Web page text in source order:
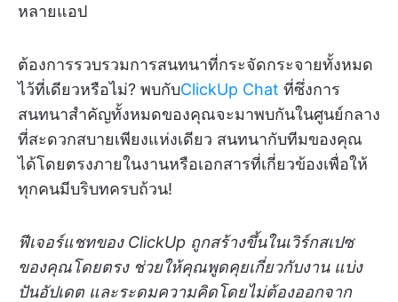
หลายแอป
ต้องการรวบรวมการสนทนาที่กระจัดกระจายทั้งหมด
ไว้ที่เดียวหรือไม่? พบกับClickUp Chat ที่ซึ่งการ
สนทนาสำคัญทั้งหมดของคุณจะมาพบกันในศูนย์กลาง
ที่สะดวกสบายเพียงแห่งเดียว สนทนากับทีมของคุณ
ได้โดยตรงภายในงานหรือเอกสารที่เกี่ยวข้องเพื่อให้
ทุกคนมีบริบทครบถ้วน!
ฟีเจอร์แชทของ ClickUp ถูกสร้างขึ้นในเวิร์กสเปซ
ของคุณโดยตรง ช่วยให้คุณพูดคุยเกี่ยวกับงาน แบ่ง
ปันอัปเดต และระดมความคิดโดยไม่ต้องออกจาก